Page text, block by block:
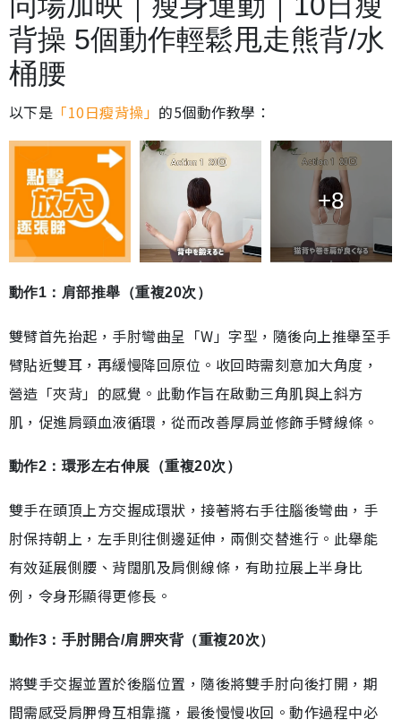
背操 5個動作輕鬆甩走熊背/水
桶腰
以下是 「10日瘦背操」 的5個動作教學：
+8
動作1：肩部推舉（重複20次）
雙臂首先抬起，手肘彎曲呈「W」字型，隨後向上推舉至手
臂貼近雙耳，再緩慢降回原位。收回時需刻意加大角度，
營造「夾背」的感覺。此動作旨在啟動三角肌與上斜方
肌，促進肩頸血液循環，從而改善厚肩並修飾手臂線條。
動作2：環形左右伸展（重複20次）
雙手在頭頂上方交握成環狀，接著將右手往腦後彎曲，手
肘保持朝上，左手則往側邊延伸，兩側交替進行。此舉能
有效延展側腰、背闊肌及肩側線條，有助拉展上半身比
例，令身形顯得更修長。
動作3：手肘開合/肩胛夾背（重複20次）
將雙手交握並置於後腦位置，隨後將雙手肘向後打開，期
間需感受肩胛骨互相靠攏，最後慢慢收回。動作過程中必